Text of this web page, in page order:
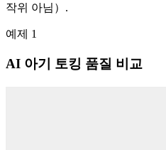
작위 아님）.
예제 1
AI 아기 토킹 품질 비교